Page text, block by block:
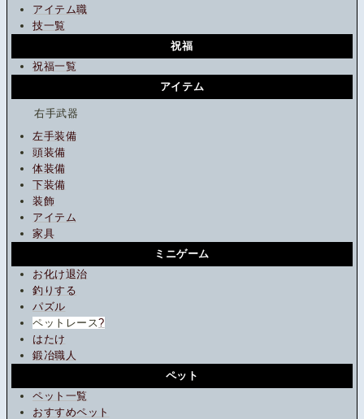
アイテム職
技一覧
祝福
祝福一覧
アイテム
右手武器
左手装備
頭装備
体装備
下装備
装飾
アイテム
家具
ミニゲーム
お化け退治
釣りする
パズル
ペットレース?
はたけ
鍛冶職人
ペット
ペット一覧
おすすめペット